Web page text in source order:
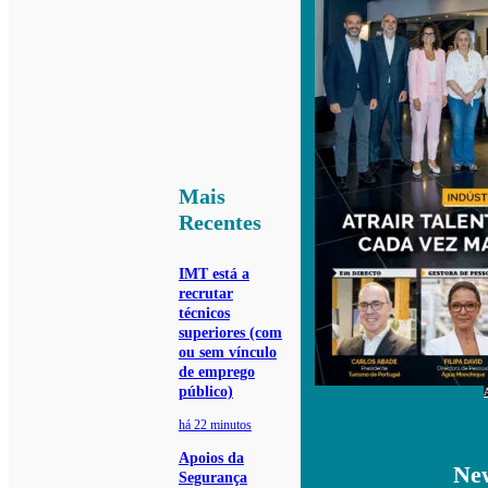
Mais
Recentes
IMT está a
recrutar
técnicos
superiores (com
ou sem vínculo
de emprego
público)
há 22 minutos
Apoios da
Segurança